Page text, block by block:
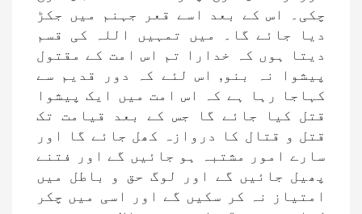
چکی۔ اس کے بعد اسے قعر جہنم میں جکڑ
دیا جائے گا۔ میں تمہیں اللہ کی قسم
دیتا ہوں کہ خدارا تم اس امت کے مقتول
پیشوا نہ بنو, اس لئے کہ دور قدیم سے
کہاجا رہا ہے کہ اس امت میں ایک پیشوا
قتل کیا جائے گا جس کے بعد قیامت تک
قتل و قتال کا دروازہ کھل جائے گا اور
سارے امور مشتبہ ہو جائیں گے اور فتنے
پھیل جائیں گے اور لوگ حق و باطل میں
امتیاز نہ کر سکیں گے اور اسی میں چکر